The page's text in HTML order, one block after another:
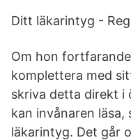
Ditt läkarintyg -
Om hon
komplettera med
skriva detta direkt i
kan invånaren läsa,
läkarintyg. Det går